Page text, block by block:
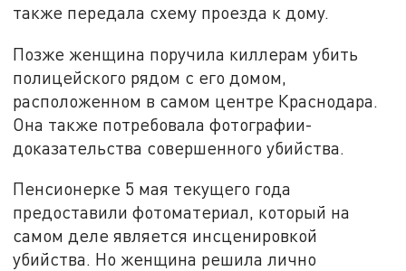
также передала схему проезда к дому.
Позже женщина поручила киллерам убить
полицейского рядом с его домом,
расположенном в самом центре Краснодара.
Она также потребовала фотографии-
доказательства совершенного убийства.
Пенсионерке 5 мая текущего года
предоставили фотоматериал, который на
самом деле является инсценировкой
убийства. Но женщина решила лично